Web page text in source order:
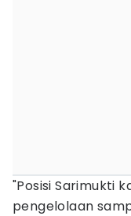
"Posisi Sarimukti
pengelolaan